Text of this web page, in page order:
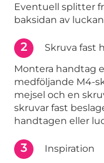
Eventuell splitter
baksidan av
2
Skruva fast
Montera handtag
medföljande M4-
mejsel och en
skruvar fast
handtagen eller
3
Inspiration